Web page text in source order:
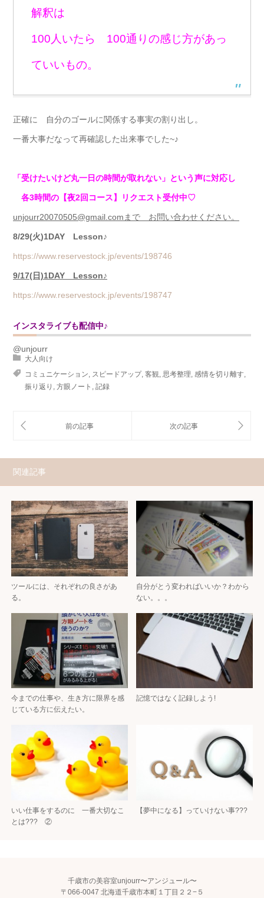
解釈は
100人いたら 100通りの感じ方があっ
ていいもの。
正確に 自分のゴールに関係する事実の割り出し。
一番大事だなって再確認した出来事でした~♪
「受けたいけど丸一日の時間が取れない」という声に対応し
各3時間の【夜2回コース】リクエスト受付中♡
unjourr20070505@gmail.comまで お問い合わせください。
8/29(火)1DAY Lesson♪
https://www.reservestock.jp/events/198746
9/17(日)1DAY Lesson♪
https://www.reservestock.jp/events/198747
インスタライブも配信中♪
@unjourr
大人向け
コミュニケーション
スピードアップ, 客観 思考整理 感情を切り離す
振り返り
方眼ノート 記録
関連記事
ツールには、それぞれの良さがあ
る。
自分がとう変わればいいか？わから
ない。。。
今までの仕事や、生き方に限界を感
じている方に伝えたい。
記憶ではなく記録しよう!
いい仕事をするのに 一番大切なこ
とは??? ②
【夢中になる】っていけない事???
千歳市の美容室unjourr〜アンジュール〜
〒066-0047 北海道千歳市本町１丁目２２−５